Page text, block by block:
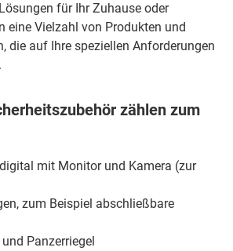
für Ihr Zuhause oder
eine Vielzahl von Produkten und
die auf Ihre speziellen Anforderungen
zählen zum
mit Monitor und Kamera (zur
zum Beispiel abschließbare
Panzerriegel